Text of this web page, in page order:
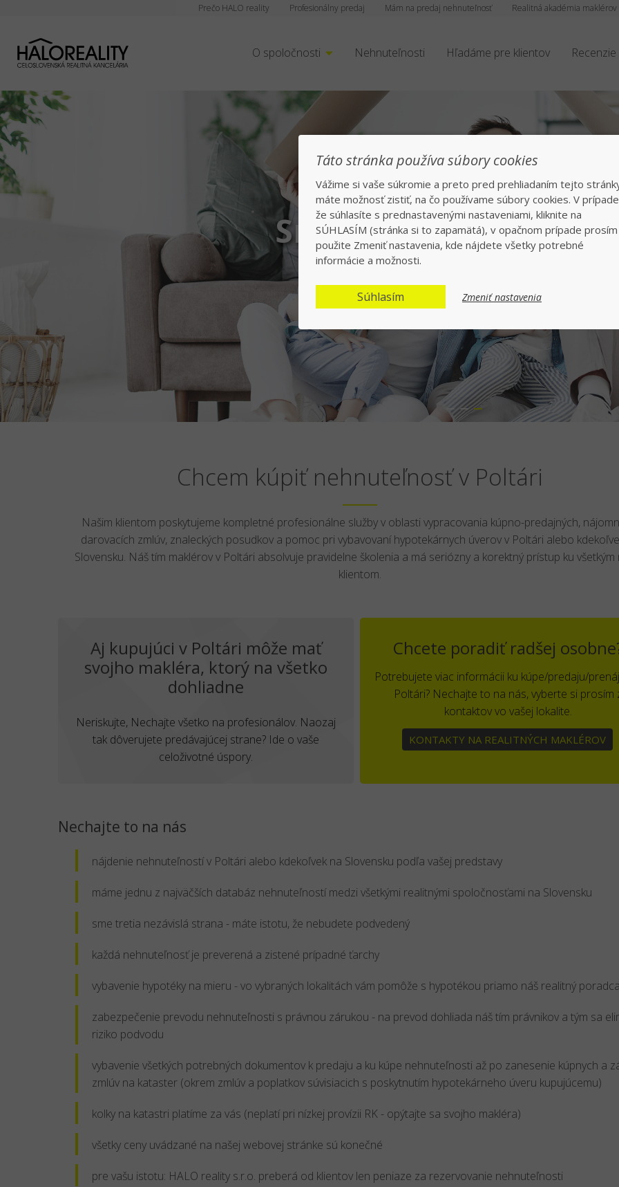
Realitná akadémia maklérov
Mám na predaj nehnuteľnosť
Profesionálny predaj
Prečo HALO reality
O spoločnosti Nehnuteľnosti Hľadáme pre klientov Recenzie
Sme overená
Predali sme viac ako 10.000 nehnuteľností
Chcem kúpiť nehnuteľnosť v Poltári
Našim klientom poskytujeme kompletné profesionálne služby v oblasti vypracovania kúpno-predajných,
darovacích zmlúv, znaleckých posudkov a pomoc pri vybavovaní hypotekárnych úverov v Poltári alebo
Slovensku. Náš tím maklérov v Poltári absolvuje pravidelne školenia a má seriózny a korektný prístup ku všetkým
klientom.
Aj kupujúci v Poltári môže mať
svojho makléra, ktorý na všetko
dohliadne
Neriskujte, Nechajte všetko na profesionálov. Naozaj
tak dôverujete predávajúcej strane? Ide o vaše
celoživotné úspory.
Chcete poradiť radšej
Potrebujete viac informácii ku kúpe/predaju/
Poltári? Nechajte to na nás, vyberte si prosím
kontaktov vo vašej lokalite.
KONTAKTY NA REALITNÝCH MAKLÉROV
Nechajte to na nás
nájdenie nehnuteľností v Poltári alebo kdekoľvek na Slovensku podľa vašej predstavy
máme jednu z najväčších databáz nehnuteľností medzi všetkými realitnými spoločnosťami na Slovensku
sme tretia nezávislá strana - máte istotu, že nebudete podvedený
každá nehnuteľnosť je preverená a zistené prípadné ťarchy
vybavenie hypotéky na mieru - vo vybraných lokalitách vám pomôže s hypotékou priamo náš realitný poradca
zabezpečenie prevodu nehnuteľnosti s právnou zárukou - na prevod dohliada náš tím právnikov a tým sa
riziko podvodu
vybavenie všetkých potrebných dokumentov k predaju a ku kúpe nehnuteľnosti až po zanesenie kúpnych a
zmlúv na kataster (okrem zmlúv a poplatkov súvisiacich s poskytnutím hypotekárneho úveru kupujúcemu)
kolky na katastri platíme za vás (neplatí pri nízkej provízii RK - opýtajte sa svojho makléra)
všetky ceny uvádzané na našej webovej stránke sú konečné
pre vašu istotu: HALO reality s.r.o. preberá od klientov len peniaze za rezervovanie nehnuteľnosti
Táto stránka používa súbory cookies
Vážime si vaše súkromie a preto pred prehliadaním tejto
máte možnosť zistiť, na čo používame súbory cookies. V
že súhlasíte s prednastavenými nastaveniami, kliknite na
SÚHLASÍM (stránka si to zapamätá), v opačnom prípade prosím
použite Zmeniť nastavenia, kde nájdete všetky potrebné
informácie a možnosti.
Súhlasím Zmeniť nastavenia